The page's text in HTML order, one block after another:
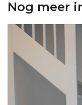
Nog meer